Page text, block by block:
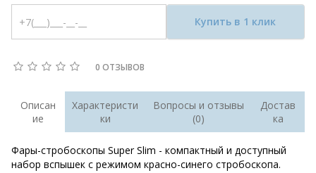
Купить в 1 клик
0 ОТЗЫВОВ
Описан
ие
Характеристи
ки
Вопросы и отзывы
(0)
Достав
ка
Фары-стробоскопы Super Slim - компактный и доступный
набор вспышек с режимом красно-синего стробоскопа.